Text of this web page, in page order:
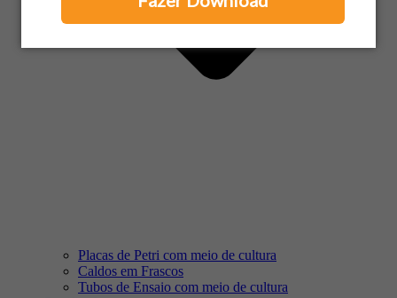
Placas de Petri com meio de cultura
Caldos em Frascos
Tubos de Ensaio com meio de cultura